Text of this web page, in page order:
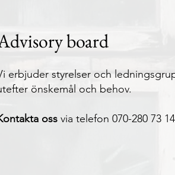
board
erbjuder styrelser och
önskemål och behov.
oss via telefon 070-280 73